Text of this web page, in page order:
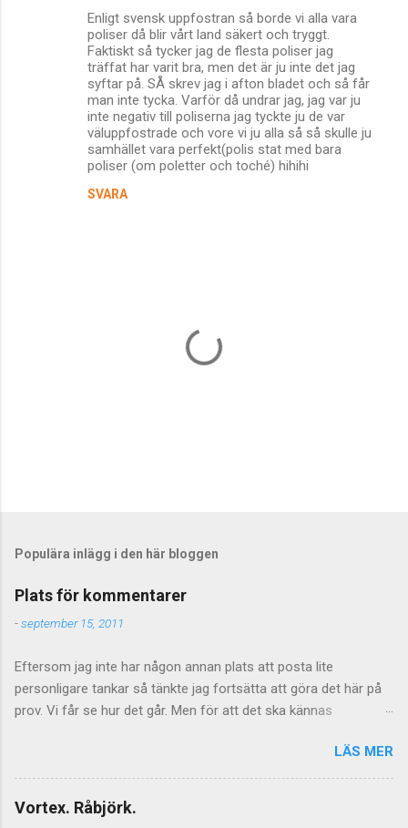
Enligt svensk uppfostran så borde vi alla vara
poliser då blir vårt land säkert och tryggt.
Faktiskt så tycker jag de flesta poliser jag
träffat har varit bra, men det är ju inte det jag
syftar på. SÅ skrev jag i afton bladet och så får
man inte tycka. Varför då undrar jag, jag var ju
inte negativ till poliserna jag tyckte ju de var
väluppfostrade och vore vi ju alla så så skulle ju
samhället vara perfekt(polis stat med bara
poliser (om poletter och toché) hihihi
SVARA
c
e
n
m
m
n
Populära inlägg i den här bloggen
Plats för kommentarer
-september 15, 2011
Eftersom jag inte har någon annan plats att posta lite
personligare tankar så tänkte jag fortsätta att göra det här på
prov. Vi får se hur det går. Men för att det ska kännas
ha något litet med saken att göra. Vilket föranleder mig att
tillfälligtvis stänga av kommentarerna för de mer personliga
inläggen. Jag vill inte stänga av kommentarer helt och hållet
eftersom jag tycker att de är givande som helhet och även om
LÄS MER
Vortex. Råbjörk.